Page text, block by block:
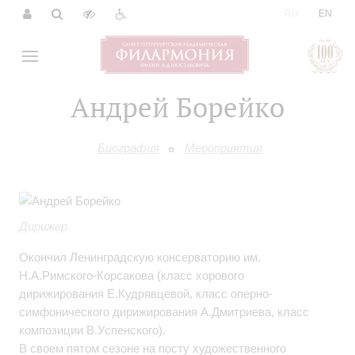
EN
Андрей Борейко
Биография Мероприятия
Дирижер
Окончил Ленинградскую консерваторию им.
Н.А.Римского-Корсакова (класс хорового
дирижирования Е.Кудрявцевой, класс оперно-
симфонического дирижирования А.Дмитриева, класс
композиции В.Успенского).
В своем пятом сезоне на посту художественного